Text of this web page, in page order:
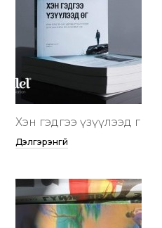
Хэн гэдгээ үзүүлээд өг
Дэлгэрэнгүй